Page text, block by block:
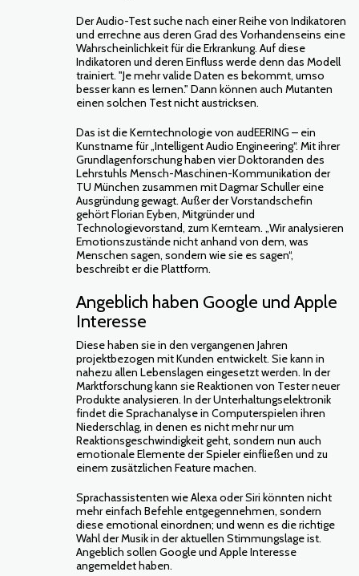
Der Audio-Test suche nach einer Reihe von Indikatoren
und errechne aus deren Grad des Vorhandenseins eine
Wahrscheinlichkeit für die Erkrankung. Auf diese
Indikatoren und deren Einfluss werde denn das Modell
trainiert. "Je mehr valide Daten es bekommt, umso
besser kann es lernen." Dann können auch Mutanten
einen solchen Test nicht austricksen.
Das ist die Kerntechnologie von audEERING – ein
Kunstname für „Intelligent Audio Engineering“. Mit ihrer
Grundlagenforschung haben vier Doktoranden des
Lehrstuhls Mensch-Maschinen-Kommunikation der
TU München zusammen mit Dagmar Schuller eine
Ausgründung gewagt. Außer der Vorstandschefin
gehört Florian Eyben, Mitgründer und
Technologievorstand, zum Kernteam. „Wir analysieren
Emotionszustände nicht anhand von dem, was
Menschen sagen, sondern wie sie es sagen“,
beschreibt er die Plattform.
Angeblich haben Google und Apple
Interesse
Diese haben sie in den vergangenen Jahren
projektbezogen mit Kunden entwickelt. Sie kann in
nahezu allen Lebenslagen eingesetzt werden. In der
Marktforschung kann sie Reaktionen von Tester neuer
Produkte analysieren. In der Unterhaltungselektronik
findet die Sprachanalyse in Computerspielen ihren
Niederschlag, in denen es nicht mehr nur um
Reaktionsgeschwindigkeit geht, sondern nun auch
emotionale Elemente der Spieler einfließen und zu
einem zusätzlichen Feature machen.
Sprachassistenten wie Alexa oder Siri könnten nicht
mehr einfach Befehle entgegennehmen, sondern
diese emotional einordnen; und wenn es die richtige
Wahl der Musik in der aktuellen Stimmungslage ist.
Angeblich sollen Google und Apple Interesse
angemeldet haben.